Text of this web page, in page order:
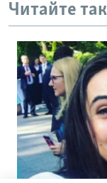
Читайте